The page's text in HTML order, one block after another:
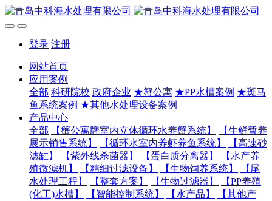
登录 注册
网站首页
应用案例
全部 科研院校 政府企业 ★蟹公寓 ★PP水槽案例 ★斑马
鱼系统案例 ★其他水处理设备案例
产品中心
全部
【蟹公寓牌室内立体循环水养蟹系统】
【生鲜暂养
展示销售系统】
【循环水室内养虾养鱼系统】
【高速砂
滤缸】
【紫外线杀菌器】 【蛋白质分离器】
【水产养
殖微滤机】
【精细过滤设备】 【生物饲养系统】
【尾
水处理工程】
【整套方案】 【生物过滤器】
【PP养殖
(化工)水槽】
【智能控制系统】 【水产品】
【其他产